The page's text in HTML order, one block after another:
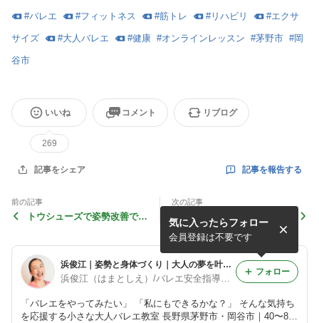
#バレエ #フィットネス #筋トレ #リハビリ #エクサ
サイズ #大人バレエ #健康 #オンラインレッスン #茅野市 #岡
谷市
いいね
269
コメント リブログ
記事をシェア 記事を報告する
前の記事
トウシューズで姿勢改善でき
次の記事
左右対称に鍛えられるのがバ
レエとスキーのいいところ
浜俊江｜姿勢と身体づくり｜大人の夢を叶える健康バレエtutu｜何歳からでも楽しめる｜茅野・岡谷オンライン
「バレエをやってみたい」 「私にもできるかな？」 そんな気持ち
を応援する小さな大人バレエ教室 長野県茅野市・岡谷市｜40〜80
気に入ったらフォロー
会員登録は不要です
フォロー